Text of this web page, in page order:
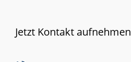
Jetzt Kontakt aufnehmen